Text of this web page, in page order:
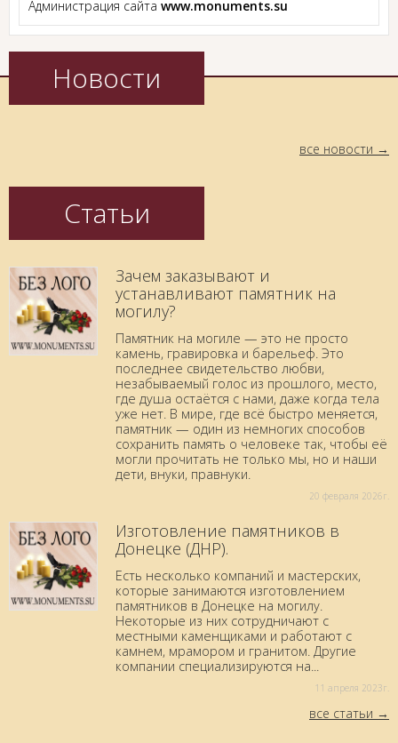
Администрация сайта www.monuments.su
Новости
все новости
Статьи
Зачем заказывают и
устанавливают памятник на
могилу?
Памятник на могиле — это не просто
камень, гравировка и барельеф. Это
последнее свидетельство любви,
незабываемый голос из прошлого, место,
где душа остаётся с нами, даже когда тела
уже нет. В мире, где всё быстро меняется,
памятник — один из немногих способов
сохранить память о человеке так, чтобы её
могли прочитать не только мы, но и наши
дети, внуки, правнуки.
20 февраля 2026г.
Изготовление памятников в
Донецке (ДНР).
Есть несколько компаний и мастерских,
которые занимаются изготовлением
памятников в Донецке на могилу.
Некоторые из них сотрудничают с
местными каменщиками и работают с
камнем, мрамором и гранитом. Другие
компании специализируются на...
11 aпреля 2023г.
все статьи